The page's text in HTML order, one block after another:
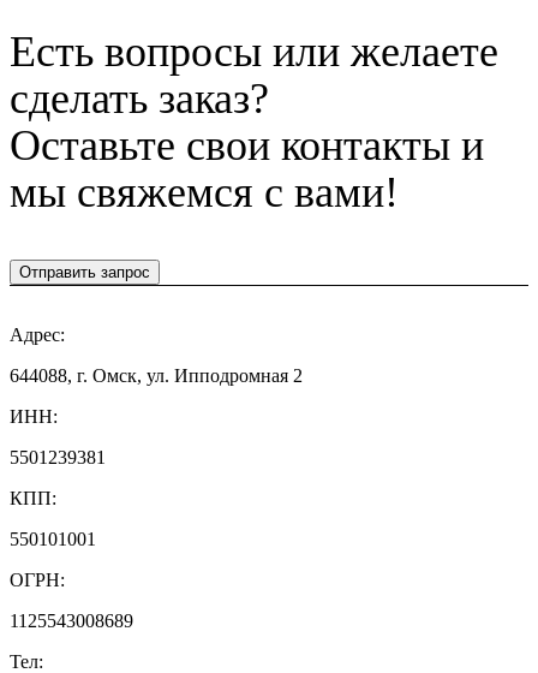
Есть вопросы или желаете
сделать заказ?
Оставьте свои контакты и
мы свяжемся с вами!
Отправить запрос
Адрес:
644088, г. Омск, ул. Ипподромная 2
ИНН:
5501239381
КПП:
550101001
ОГРН:
1125543008689
Тел: